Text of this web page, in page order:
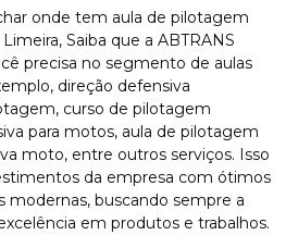
onde tem aula de pilotagem
Saiba que a ABTRANS
precisa no segmento de aulas
direção defensiva
curso de pilotagem
para motos, aula de pilotagem
moto, entre outros serviços. Isso
da empresa com ótimos
modernas, buscando sempre a
em produtos e trabalhos.